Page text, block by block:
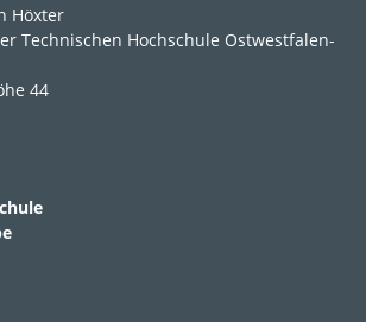
Höxter
Technischen Hochschule Ostwestfalen-
44